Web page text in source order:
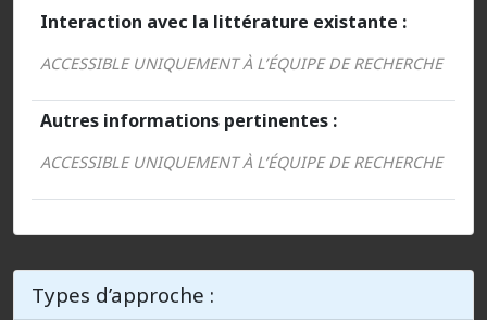
Interaction avec la littérature existante :
ACCESSIBLE UNIQUEMENT À L’ÉQUIPE DE RECHERCHE
Autres informations pertinentes :
ACCESSIBLE UNIQUEMENT À L’ÉQUIPE DE RECHERCHE
Types d’approche :